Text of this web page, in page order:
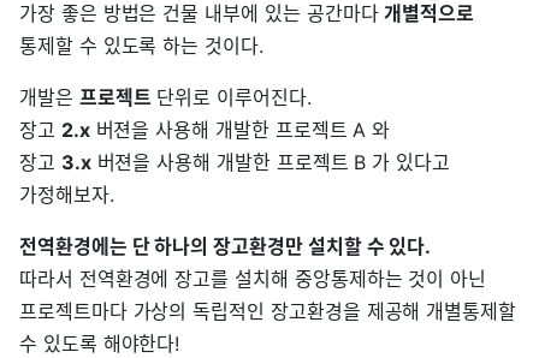
가장 좋은 방법은 건물 내부에 있는 공간마다개별적으로
통제할 수 있도록 하는 것이다.
개발은 프로젝트 단위로 이루어진다.
장고 2.x버젼을 사용해 개발한 프로젝트 A 와
장고 3.x버젼을 사용해 개발한 프로젝트 B 가 있다고
가정해보자.
전역환경에는 단 하나의 장고환경만 설치할 수 있다.
따라서 전역환경에 장고를 설치해 중앙통제하는 것이 아닌
프로젝트마다 가상의 독립적인 장고환경을 제공해 개별통제할
수 있도록 해야한다!